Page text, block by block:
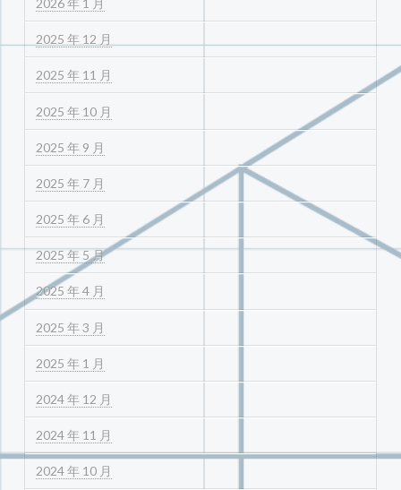
2026 年 1 月
2025 年 12 月
2025 年 11 月
2025 年 10 月
2025 年 9 月
2025 年 7 月
2025 年 6 月
2025 年 5 月
2025 年 4 月
2025 年 3 月
2025 年 1 月
2024 年 12 月
2024 年 11 月
2024 年 10 月